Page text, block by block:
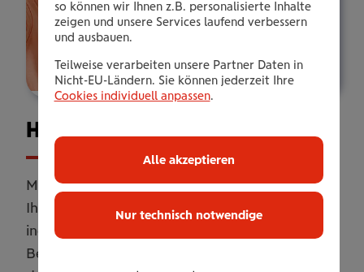
Haus­halts­ver­si­che­rung
Mit unserer Haushaltsversicherung sichern Sie
Ihr Zuhause umfassend ab. Online oder
individuell erweitert mit persönlicher
Betreuung. Flexibel anpassbar, damit Sie genau
so können wir Ihnen z.B. personalisierte Inhalte
zeigen und unsere Services laufend verbessern
und ausbauen.
Teilweise verarbeiten unsere Partner Daten in
Nicht-EU-Ländern. Sie können jederzeit Ihre
Cookies individuell anpassen.
Nur technisch notwendige
Alle akzeptieren